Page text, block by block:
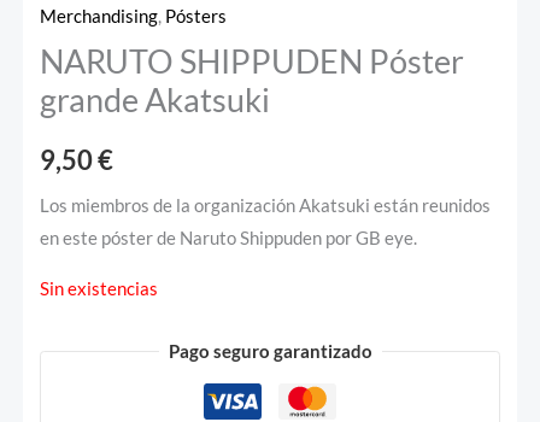
Merchandising, Pósters
NARUTO SHIPPUDEN Póster
grande Akatsuki
9,50€
Los miembros de la organización Akatsuki están reunidos
en este póster de Naruto Shippuden por GB eye.
Sin existencias
Pago seguro garantizado